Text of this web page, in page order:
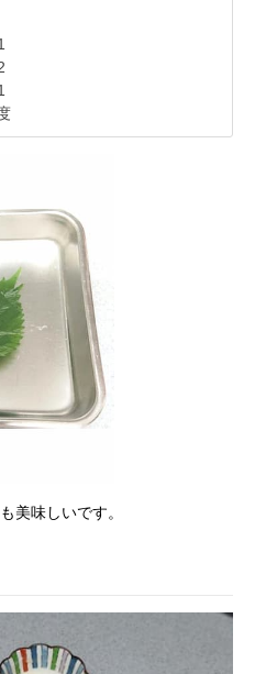
美味しいです。